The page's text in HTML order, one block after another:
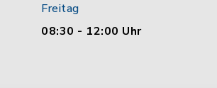
Freitag
08:30 - 12:00 Uhr